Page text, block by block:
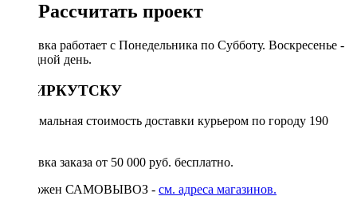
Рассчитать проект
Доставка работает с Понедельника по Субботу. Воскресенье -
выходной день.
ПО ИРКУТСКУ
Минимальная стоимость доставки курьером по городу 190
Доставка заказа от 50 000 руб. бесплатно.
Возможен САМОВЫВОЗ - см. адреса магазинов.